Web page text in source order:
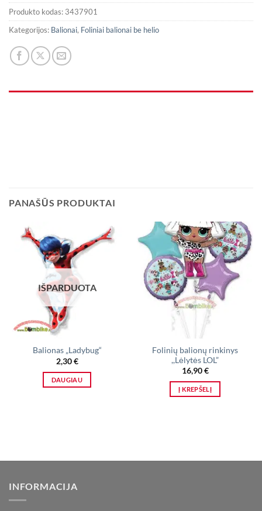
Produkto kodas: 3437901
Kategorijos: Balionai, Foliniai balionai be helio
PANAŠŪS PRODUKTAI
IŠPARDUOTA
Balionas „Ladybug“
2,30€
DAUGIAU
Folinių balionų rinkinys
,,Lėlytės LOL”
16,90€
Į KREPŠELĮ
INFORMACIJA